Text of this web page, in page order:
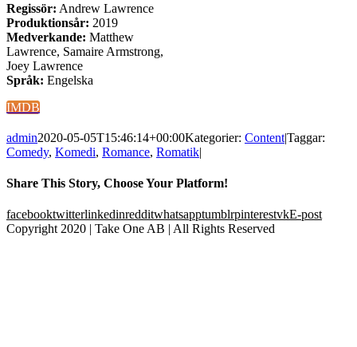
Regissör: Andrew Lawrence
Produktionsår: 2019
Medverkande: Matthew
Lawrence, Samaire Armstrong,
Joey Lawrence
Språk: Engelska
IMDB
admin2020-05-05T15:46:14+00:00Kategorier: Content|Taggar:
Comedy, Komedi, Romance, Romatik|
Share This Story, Choose Your Platform!
facebooktwitterlinkedinredditwhatsapptumblrpinterestvkE-post
Copyright 2020 | Take One AB | All Rights Reserved